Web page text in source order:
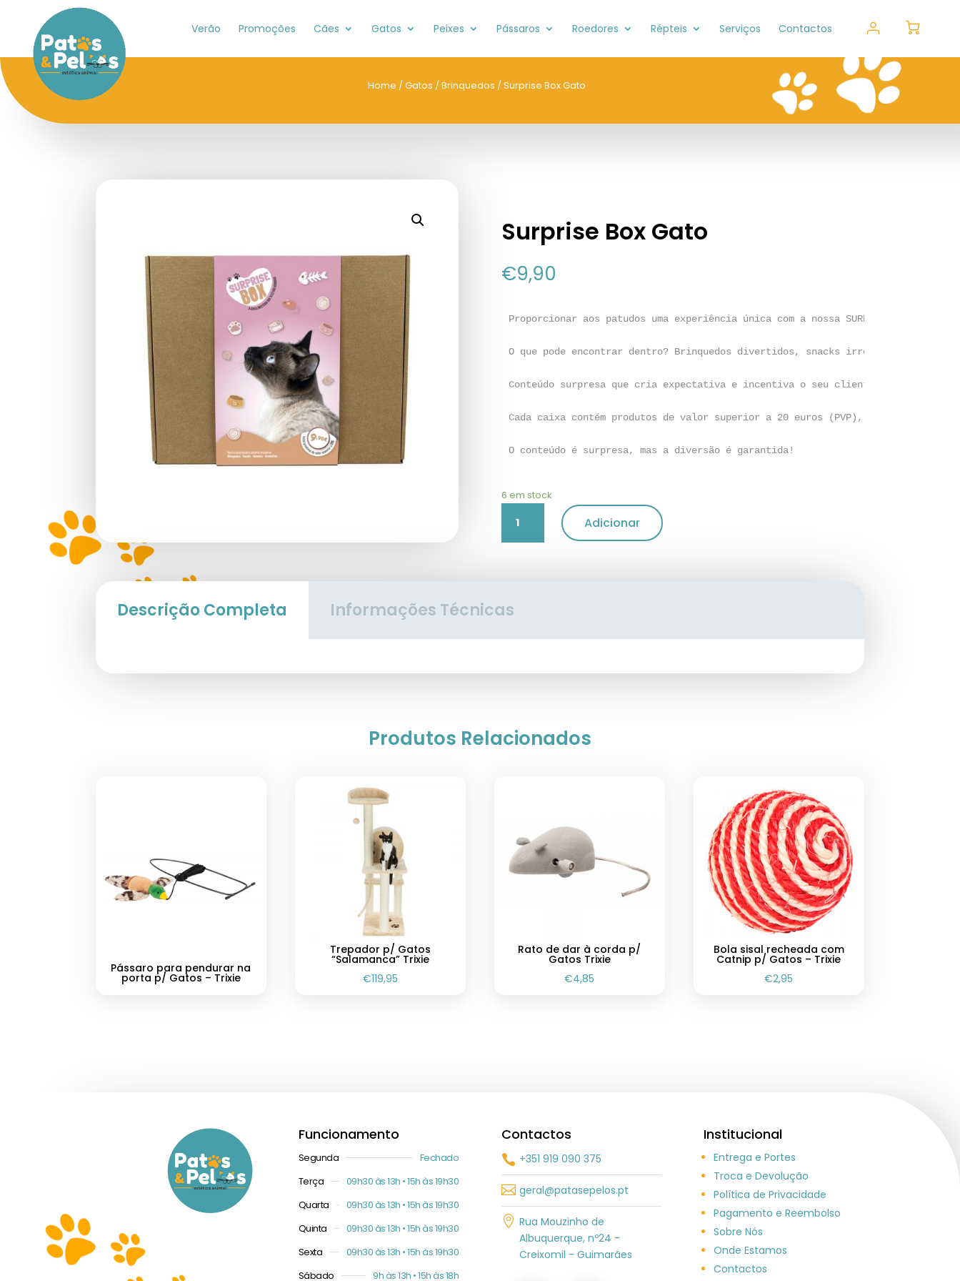
Verão Promoções Cães Gatos Peixes Pássaros Roedores Répteis Serviços Contactos
Home /Gatos /Brinquedos / Surprise Box Gato
Surprise Box Gato
€9,90
Proporcionar aos patudos uma experiência única com a nossa SURPRISE BOX, uma
O que pode encontrar dentro? Brinquedos divertidos, snacks irresistíveis,
Conteúdo surpresa que cria expectativa e incentiva o seu cliente a comprar.
Cada caixa contém produtos de valor superior a 20 euros (PVP), tornando-a
O conteúdo é surpresa, mas a diversão é garantida!
6 em stock
Quantidade
Surprise
Adicionar
Descrição Completa Informações Técnicas
Produtos Relacionados
Pássaro para pendurar na
porta p/ Gatos – Trixie
Trepador p/ Gatos
“Salamanca” Trixie
€119,95
Rato de dar à corda p/
Gatos Trixie
€4,85
Bola sisal recheada com
Catnip p/ Gatos – Trixie
€2,95
Funcionamento
Segunda
Fechado
Terça
09h30 às 13h • 15h às 19h30
Quarta
09h30 às 13h • 15h às 19h30
Quinta
09h30 às 13h • 15h às 19h30
Sexta
09h30 às 13h • 15h às 19h30
Sábado
9h às 13h • 15h às 18h
Contactos
 +351 919 090 375
 geral@patasepelos.pt
 Rua Mouzinho de
Albuquerque, nº24 -
Creixomil - Guimarães
Institucional
Entrega e Portes
Troca e Devolução
Política de Privacidade
Pagamento e Reembolso
Sobre Nós
Onde Estamos
Contactos